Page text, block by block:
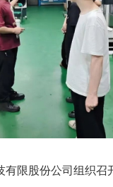
有限股份公司组织召